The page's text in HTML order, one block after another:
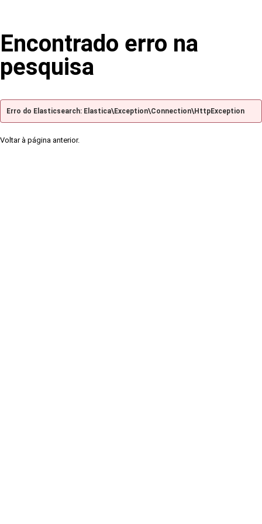
Encontrado erro na
pesquisa
Erro do Elasticsearch: Elastica\Exception\Connection\HttpException
Voltar à página anterior.